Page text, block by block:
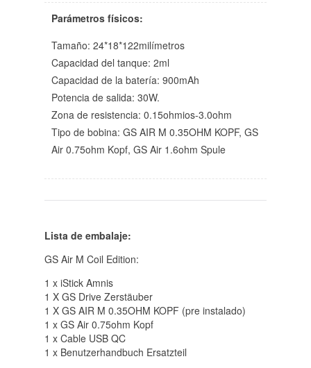
Parámetros físicos:
Tamaño: 24*18*122milímetros
Capacidad del tanque: 2ml
Capacidad de la batería: 900mAh
Potencia de salida: 30W.
Zona de resistencia: 0.15ohmios-3.0ohm
Tipo de bobina: GS AIR M 0.35OHM KOPF, GS
Air 0.75ohm Kopf, GS Air 1.6ohm Spule
Lista de embalaje:
GS Air M Coil Edition:
1 x iStick Amnis
1 X GS Drive Zerstäuber
1 X GS AIR M 0.35OHM KOPF (pre instalado)
1 x GS Air 0.75ohm Kopf
1 x Cable USB QC
1 x Benutzerhandbuch Ersatzteil